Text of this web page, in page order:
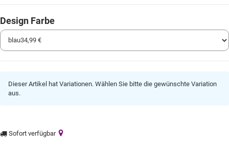
Design Farbe
Dieser Artikel hat Variationen. Wählen Sie bitte die gewünschte Variation
aus.
Sofort verfügbar